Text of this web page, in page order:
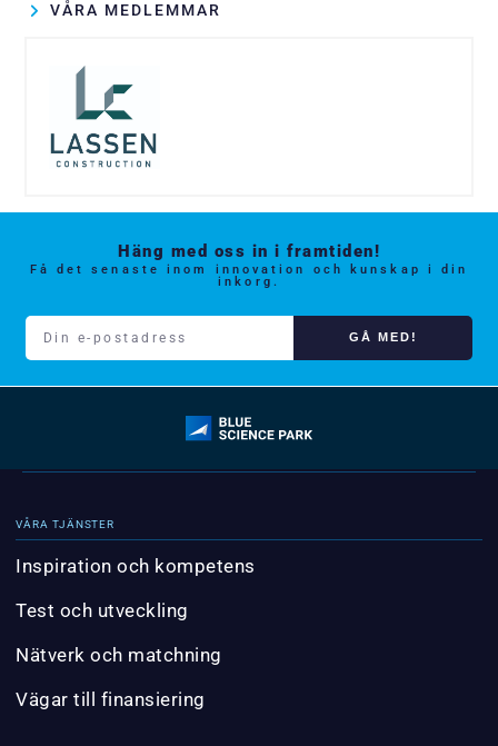
VÅRA MEDLEMMAR
Häng med oss in i framtiden!
Få det senaste inom innovation och kunskap i din
inkorg.
GÅ MED!
VÅRA TJÄNSTER
Inspiration och kompetens
Test och utveckling
Nätverk och matchning
Vägar till finansiering